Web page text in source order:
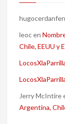
leocen
Chile, EEUU y
Jerry McIntire
Argentina,